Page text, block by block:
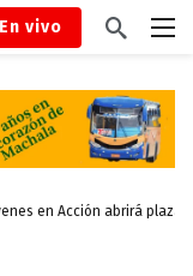
En vivo
en Acción abrirá